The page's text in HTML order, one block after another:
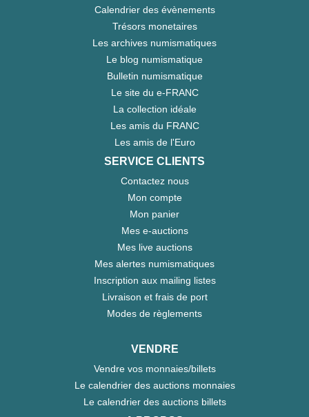
Calendrier des évènements
Trésors monetaires
Les archives numismatiques
Le blog numismatique
Bulletin numismatique
Le site du e-FRANC
La collection idéale
Les amis du FRANC
Les amis de l'Euro
SERVICE CLIENTS
Contactez nous
Mon compte
Mon panier
Mes e-auctions
Mes live auctions
Mes alertes numismatiques
Inscription aux mailing listes
Livraison et frais de port
Modes de règlements
VENDRE
Vendre vos monnaies/billets
Le calendrier des auctions monnaies
Le calendrier des auctions billets